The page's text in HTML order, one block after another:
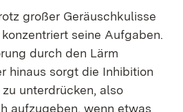
großer Geräuschkulisse
seine Aufgaben.
durch den Lärm
hinaus sorgt die Inhibition
unterdrücken, also
aufzugeben, wenn etwas